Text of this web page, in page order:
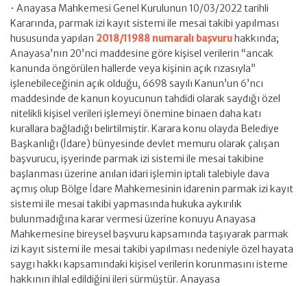
• Anayasa Mahkemesi Genel Kurulunun 10/03/2022 tarihli
Kararında, parmak izi kayıt sistemi ile mesai takibi yapılması
hususunda yapılan 2018/11988 numaralı başvuruhakkında;
Anayasa’nın 20’nci maddesine göre kişisel verilerin “ancak
kanunda öngörülen hallerde veya kişinin açık rızasıyla”
işlenebileceğinin açık olduğu, 6698 sayılı Kanun’un 6’ncı
maddesinde de kanun koyucunun tahdidi olarak saydığı özel
nitelikli kişisel verileri işlemeyi önemine binaen daha katı
kurallara bağladığı belirtilmiştir. Karara konu olayda Belediye
Başkanlığı (İdare) bünyesinde devlet memuru olarak çalışan
başvurucu, işyerinde parmak izi sistemi ile mesai takibine
başlanması üzerine anılan idari işlemin iptali talebiyle dava
açmış olup Bölge İdare Mahkemesinin idarenin parmak izi kayıt
sistemi ile mesai takibi yapmasında hukuka aykırılık
bulunmadığına karar vermesi üzerine konuyu Anayasa
Mahkemesine bireysel başvuru kapsamında taşıyarak parmak
izi kayıt sistemi ile mesai takibi yapılması nedeniyle özel hayata
saygı hakkı kapsamındaki kişisel verilerin korunmasını isteme
hakkının ihlal edildiğini ileri sürmüştür. Anayasa